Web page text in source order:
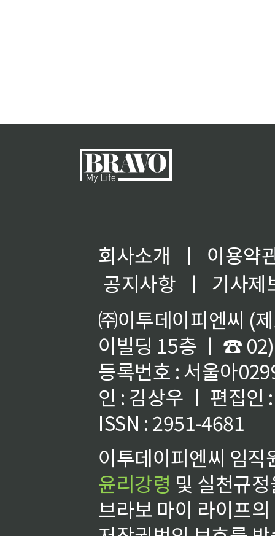
회사소개 ㅣ
이용약
공지사항
ㅣ
기사제
㈜이투데이피엔씨 (
이빌딩 15층 ㅣ ☎
등록번호 : 서울아
인 : 김상우 ㅣ 편집인
ISSN : 2951-4681
이투데이피엔씨 임
윤리강령 및 실천규
브라보 마이 라이프